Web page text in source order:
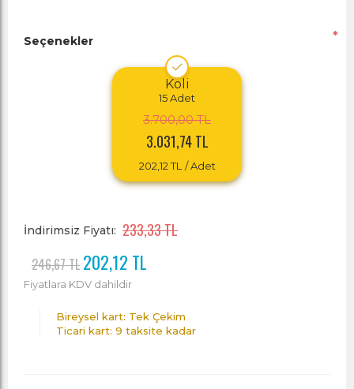
Seçenekler *
Koli
15Adet
3.700,00 TL
3.031,74 TL
202,12 TL / Adet
İndirimsiz Fiyatı: 233,33 TL
246,67 TL 202,12 TL
Fiyatlara KDV dahildir
Bireysel kart: Tek Çekim
Ticari kart: 9 taksite kadar